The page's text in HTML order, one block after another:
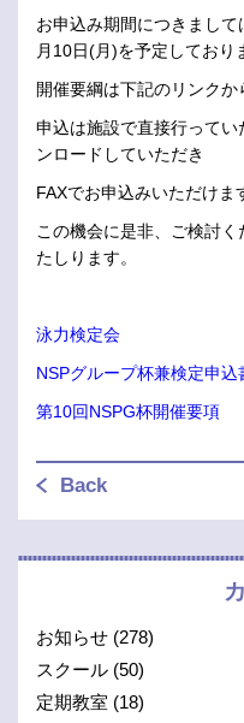
お申込み期間につきまし
月10日(月)を予定しており
開催要綱は下記のリンクか
申込は施設で直接行って
ンロードしていただき
FAXでお申込みいただけま
この機会に是非、ご検討
たしります。
泳力検定会
NSPグループ杯兼検定申込
第10回NSPG杯開催要項
Back
お知らせ (278)
スクール (50)
定期教室 (18)